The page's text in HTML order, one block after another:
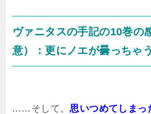
ヴァニタスの手記の10巻の
意）：更にノエが曇っちゃ
……そして。思いつめてしまっ